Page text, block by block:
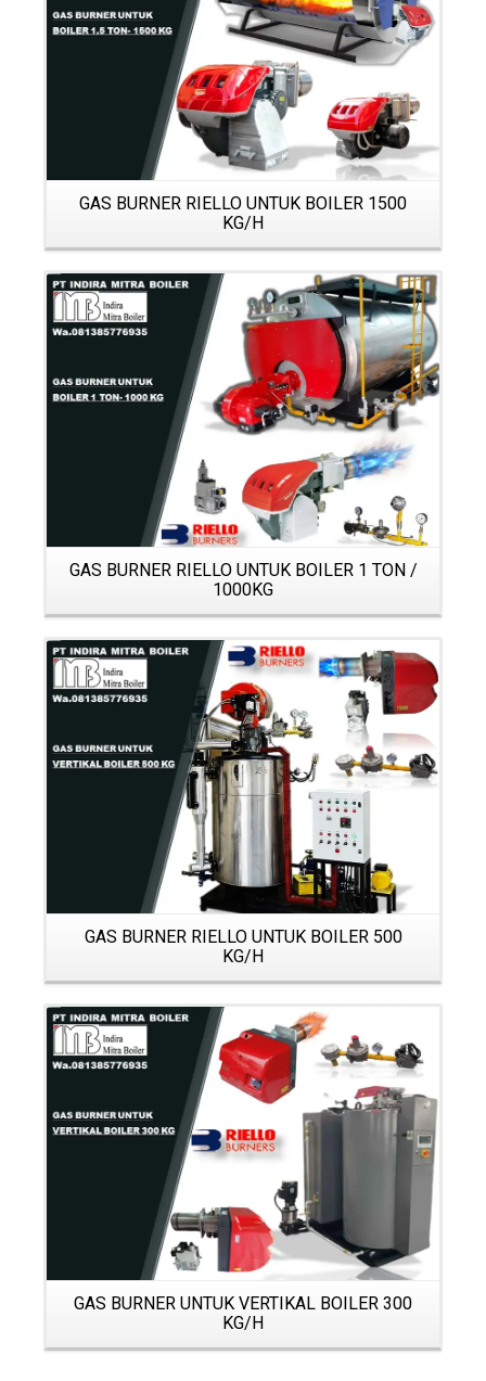
GAS BURNER RIELLO UNTUK BOILER 1500
KG/H
Details
GAS BURNER RIELLO UNTUK BOILER 1 TON /
1000KG
Details
GAS BURNER RIELLO UNTUK BOILER 500
KG/H
Details
GAS BURNER UNTUK VERTIKAL BOILER 300
KG/H